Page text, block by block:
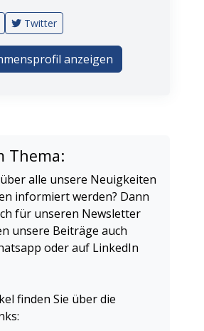
Twitter
anzeigen
Thema:
alle unsere Neuigkeiten
informiert werden? Dann
für unseren Newsletter
unsere Beiträge auch
oder auf LinkedIn
finden Sie über die